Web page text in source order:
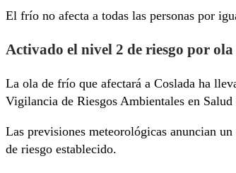
El frío no afecta a todas las personas por
Activado el nivel 2 de riesgo por
La ola de frío que afectará a Coslada ha
Vigilancia de Riesgos Ambientales en
Las previsiones meteorológicas anuncian
de riesgo establecido.